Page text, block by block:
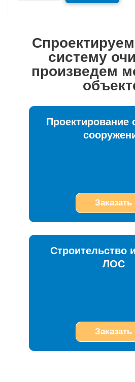
систему
произведем
Проектирование
Заказать
Строительство
ЛОС
Заказать